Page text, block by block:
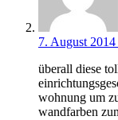
7. August
überall diese
wohnung um
wandfarben